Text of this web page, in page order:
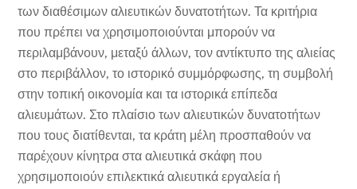
των διαθέσιμων αλιευτικών δυνατοτήτων. Τα κριτήρια
που πρέπει να χρησιμοποιούνται μπορούν να
περιλαμβάνουν, μεταξύ άλλων, τον αντίκτυπο της αλιείας
στο περιβάλλον, το ιστορικό συμμόρφωσης, τη συμβολή
στην τοπική οικονομία και τα ιστορικά επίπεδα
αλιευμάτων. Στο πλαίσιο των αλιευτικών δυνατοτήτων
που τους διατίθενται, τα κράτη μέλη προσπαθούν να
παρέχουν κίνητρα στα αλιευτικά σκάφη που
χρησιμοποιούν επιλεκτικά αλιευτικά εργαλεία ή